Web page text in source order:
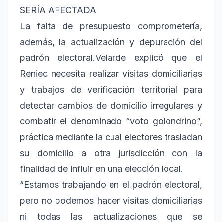
SERÍA AFECTADA
La falta de presupuesto comprometería,
además, la actualización y depuración del
padrón electoral.Velarde explicó que el
Reniec necesita realizar visitas domiciliarias
y trabajos de verificación territorial para
detectar cambios de domicilio irregulares y
combatir el denominado “voto golondrino”,
práctica mediante la cual electores trasladan
su domicilio a otra jurisdicción con la
finalidad de influir en una elección local.
“Estamos trabajando en el padrón electoral,
pero no podemos hacer visitas domiciliarias
ni todas las actualizaciones que se